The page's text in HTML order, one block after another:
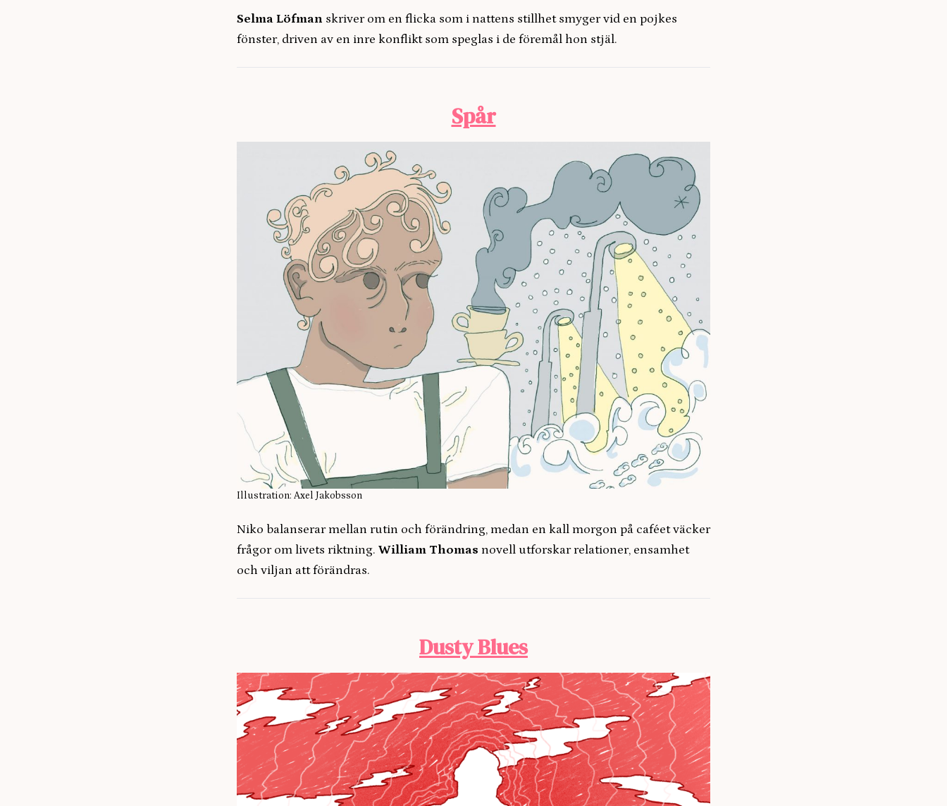
Selma Löfman skriver om en flicka som i nattens stillhet smyger vid en pojkes
fönster, driven av en inre konflikt som speglas i de föremål hon stjäl.
Spår
Illustration: Axel Jakobsson
Niko balanserar mellan rutin och förändring, medan en kall morgon på caféet väcker
frågor om livets riktning. William Thomas novell utforskar relationer, ensamhet
och viljan att förändras.
Dusty Blues